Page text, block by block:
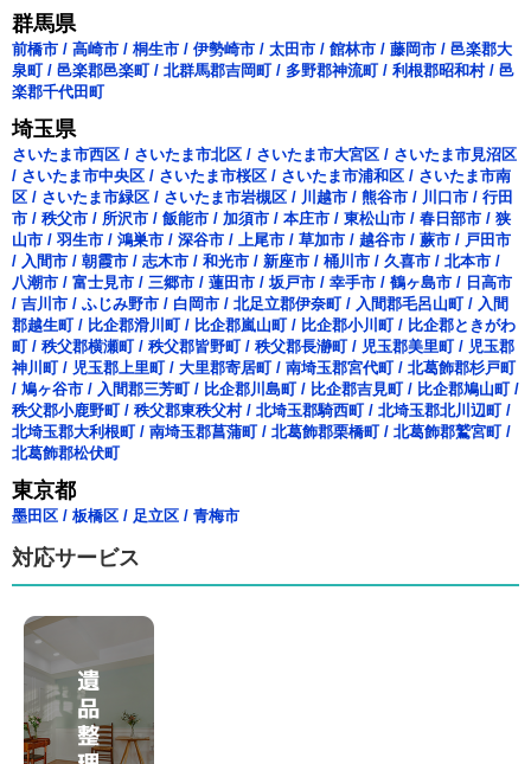
群馬県
前橋市 / 高崎市 / 桐生市 / 伊勢崎市 / 太田市 / 館林市 / 藤岡市 / 邑楽郡大
泉町/ 邑楽郡邑楽町/ 北群馬郡吉岡町/ 多野郡神流町/ 利根郡昭和村/ 邑
楽郡千代田町
埼玉県
さいたま市西区 / さいたま市北区 / さいたま市大宮区 / さいたま市見沼区
/ さいたま市中央区 / さいたま市桜区 / さいたま市浦和区 / さいたま市南
区 / さいたま市緑区 / さいたま市岩槻区 / 川越市 / 熊谷市 / 川口市 / 行田
市 / 秩父市 / 所沢市 / 飯能市 / 加須市 / 本庄市 / 東松山市 / 春日部市 / 狭
山市 / 羽生市 / 鴻巣市 / 深谷市 / 上尾市 / 草加市 / 越谷市 / 蕨市 / 戸田市
/ 入間市 / 朝霞市 / 志木市 / 和光市 / 新座市 / 桶川市 / 久喜市 / 北本市 /
八潮市 / 富士見市 / 三郷市 / 蓮田市 /坂戸市 / 幸手市 / 鶴ヶ島市 / 日高市
/ 吉川市 / ふじみ野市 / 白岡市 / 北足立郡伊奈町/ 入間郡毛呂山町/ 入間
郡越生町/ 比企郡滑川町/ 比企郡嵐山町/ 比企郡小川町/ 比企郡ときがわ
町/ 秩父郡横瀬町/ 秩父郡皆野町/ 秩父郡長瀞町/ 児玉郡美里町/ 児玉郡
神川町/ 児玉郡上里町/ 大里郡寄居町/ 南埼玉郡宮代町/ 北葛飾郡杉戸町
/ 鳩ヶ谷市 / 入間郡三芳町/ 比企郡川島町/ 比企郡吉見町/ 比企郡鳩山町/
秩父郡小鹿野町/ 秩父郡東秩父村/ 北埼玉郡騎西町/ 北埼玉郡北川辺町/
北埼玉郡大利根町/ 南埼玉郡菖蒲町/ 北葛飾郡栗橋町/ 北葛飾郡鷲宮町/
北葛飾郡松伏町
東京都
墨田区 / 板橋区 / 足立区 / 青梅市
対応サービス